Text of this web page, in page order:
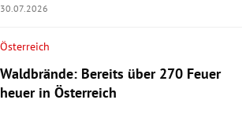
30.07.2026
Österreich
Waldbrände: Bereits über 270 Feuer
heuer in Österreich